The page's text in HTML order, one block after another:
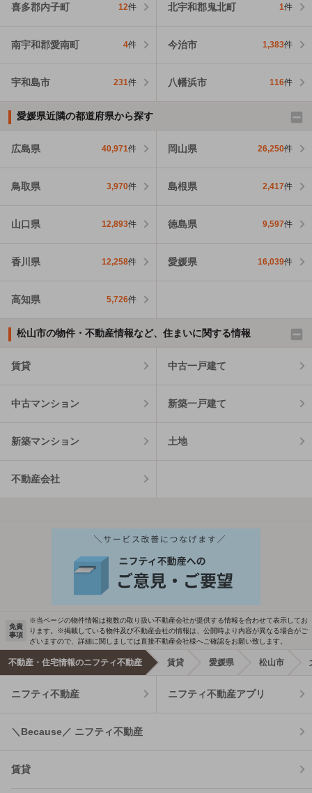
喜多郡内子町 12件 北宇和郡鬼北町 1件
南宇和郡愛南町 4件 今治市 1,383件
宇和島市 231件 八幡浜市 116件
愛媛県近隣の都道府県から探す
広島県 40,971件 岡山県 26,250件
鳥取県 3,970件 島根県 2,417件
山口県 12,893件 徳島県 9,597件
香川県 12,258件 愛媛県 16,039件
高知県 5,726件
松山市の物件・不動産情報など、住まいに関する情報
賃貸 中古一戸建て
中古マンション 新築一戸建て
新築マンション 土地
不動産会社
免責
事項
※当ページの物件情報は複数の取り扱い不動産会社が提供する情報を合わせて表示してお
ります。※掲載している物件及び不動産会社の情報は、公開時より内容が異なる場合がご
ざいますので、詳細に関しましては直接不動産会社様へご確認をお願い致します。
不動産・住宅情報のニフティ不動産 賃貸 愛媛県 松山市
ニフティ不動産 ニフティ不動産アプリ
＼Because／ ニフティ不動産
賃貸